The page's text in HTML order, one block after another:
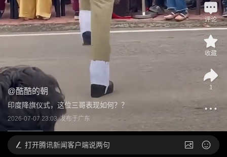
@酷酷的朝
印度降旗仪式，这位三哥表现如何？？
2026-07-07 23:03 发布于广东
评论
收藏
1
打开腾讯新闻客户端说两句